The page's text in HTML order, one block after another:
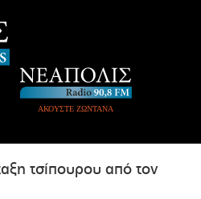
ΑΚΟΥΣΤΕ ΖΩΝΤΑΝΑ
τσίπουρου από τον